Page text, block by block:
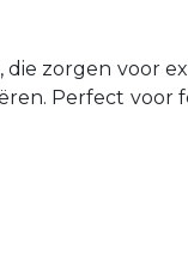
zorgen voor
Perfect